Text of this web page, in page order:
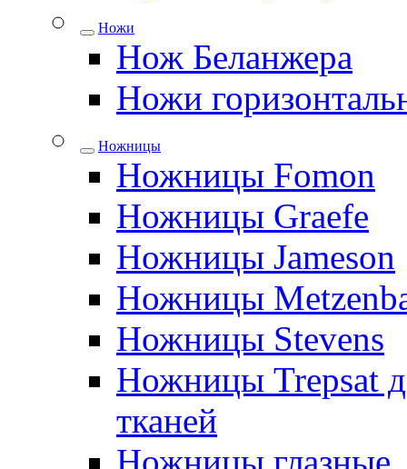
Ножи
Нож Беланжера
Ножи
Ножницы
Ножницы Fomon
Ножницы Graefe
Ножницы Jameson
Ножницы
Ножницы Stevens
Ножницы Trepsat
тканей